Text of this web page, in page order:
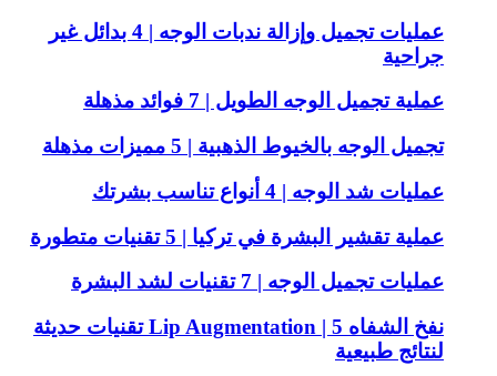
عمليات تجميل وإزالة ندبات الوجه | 4 بدائل غير
جراحية
عملية تجميل الوجه الطويل | 7 فوائد مذهلة
تجميل الوجه بالخيوط الذهبية | 5 مميزات مذهلة
عمليات شد الوجه | 4 أنواع تناسب بشرتك
عملية تقشير البشرة في تركيا | 5 تقنيات متطورة
عمليات تجميل الوجه | 7 تقنيات لشد البشرة
نفخ الشفاه Lip Augmentation | 5 تقنيات حديثة
لنتائج طبيعية